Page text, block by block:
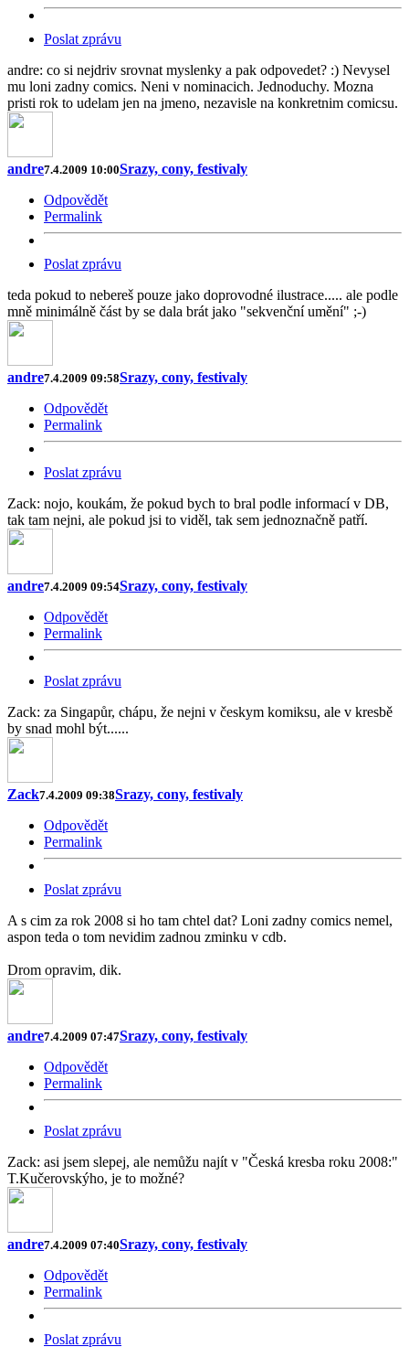
Poslat zprávu
andre: co si nejdriv srovnat myslenky a pak odpovedet? :) Nevysel
mu loni zadny comics. Neni v nominacich. Jednoduchy. Mozna
pristi rok to udelam jen na jmeno, nezavisle na konkretnim comicsu.
andre7.4.2009 10:00Srazy, cony, festivaly
Odpovědět
Permalink
Poslat zprávu
teda pokud to nebereš pouze jako doprovodné ilustrace..... ale podle
mně minimálně část by se dala brát jako "sekvenční umění" ;-)
andre7.4.2009 09:58Srazy, cony, festivaly
Odpovědět
Permalink
Poslat zprávu
Zack: nojo, koukám, že pokud bych to bral podle informací v DB,
tak tam nejni, ale pokud jsi to viděl, tak sem jednoznačně patří.
andre7.4.2009 09:54Srazy, cony, festivaly
Odpovědět
Permalink
Poslat zprávu
Zack: za Singapůr, chápu, že nejni v českym komiksu, ale v kresbě
by snad mohl být......
Zack7.4.2009 09:38Srazy, cony, festivaly
Odpovědět
Permalink
Poslat zprávu
A s cim za rok 2008 si ho tam chtel dat? Loni zadny comics nemel,
aspon teda o tom nevidim zadnou zminku v cdb.
Drom opravim, dik.
andre7.4.2009 07:47Srazy, cony, festivaly
Odpovědět
Permalink
Poslat zprávu
Zack: asi jsem slepej, ale nemůžu najít v "Česká kresba roku 2008:"
T.Kučerovskýho, je to možné?
andre7.4.2009 07:40Srazy, cony, festivaly
Odpovědět
Permalink
Poslat zprávu